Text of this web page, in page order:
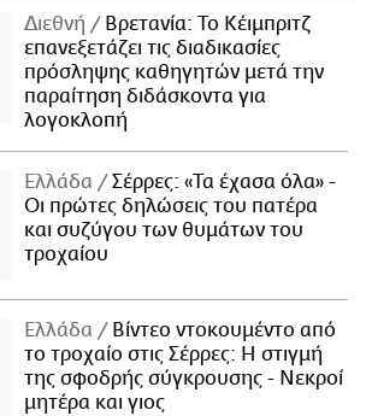
Διεθνή
Βρετανία: Το Κέιμπριτζ
επανεξετάζει τις διαδικασίες
πρόσληψης καθηγητών μετά την
παραίτηση διδάσκοντα για
λογοκλοπή
Ελλάδα
Σέρρες: «Τα έχασα όλα» -
Οι πρώτες δηλώσεις του πατέρα
και συζύγου των θυμάτων του
τροχαίου
Ελλάδα
Βίντεο ντοκουμέντο από
το τροχαίο στις Σέρρες: Η στιγμή
της σφοδρής σύγκρουσης - Νεκροί
μητέρα και γιος